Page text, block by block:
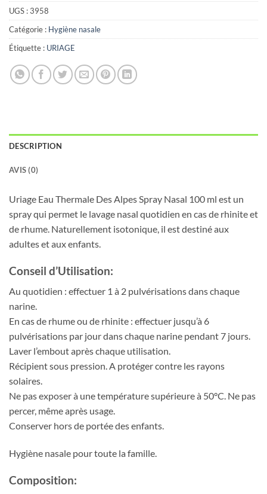
UGS :3958
Catégorie : Hygiène nasale
Étiquette : URIAGE
DESCRIPTION
AVIS (0)
Uriage Eau Thermale Des Alpes Spray Nasal 100 ml est un
spray qui permet le lavage nasal quotidien en cas de rhinite et
de rhume. Naturellement isotonique, il est destiné aux
adultes et aux enfants.
Conseil d’Utilisation:
Au quotidien : effectuer 1 à 2 pulvérisations dans chaque
narine.
En cas de rhume ou de rhinite : effectuer jusqu’à 6
pulvérisations par jour dans chaque narine pendant 7 jours.
Laver l’embout après chaque utilisation.
Récipient sous pression. A protéger contre les rayons
solaires.
Ne pas exposer à une température supérieure à 50°C. Ne pas
percer, même après usage.
Conserver hors de portée des enfants.
Hygiène nasale pour toute la famille.
Composition: